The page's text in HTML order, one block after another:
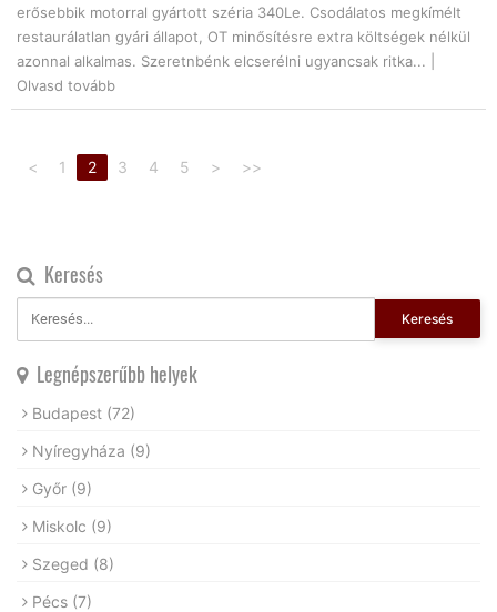
erősebbik motorral gyártott széria 340Le. Csodálatos megkímélt
restaurálatlan gyári állapot, OT minősítésre extra költségek nélkül
azonnal alkalmas. Szeretnbénk elcserélni ugyancsak ritka... |
Olvasd tovább
< 1 2 3 4 5 > >>
Keresés
Keresés
Legnépszerűbb helyek
Budapest (72)
Nyíregyháza (9)
Győr (9)
Miskolc (9)
Szeged (8)
Pécs (7)